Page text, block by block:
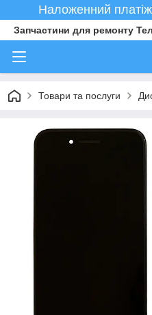
Наложенний
Запчастини для ремонту
Товари та послуги